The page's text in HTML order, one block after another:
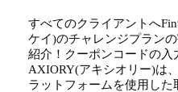
すべてのクライアントへ
ケイ)のチャレンジプラン
紹介！クーポンコードの入
AXIORY(アキシオリー)は
ラットフォームを使用した